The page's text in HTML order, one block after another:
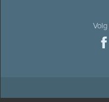
Volg